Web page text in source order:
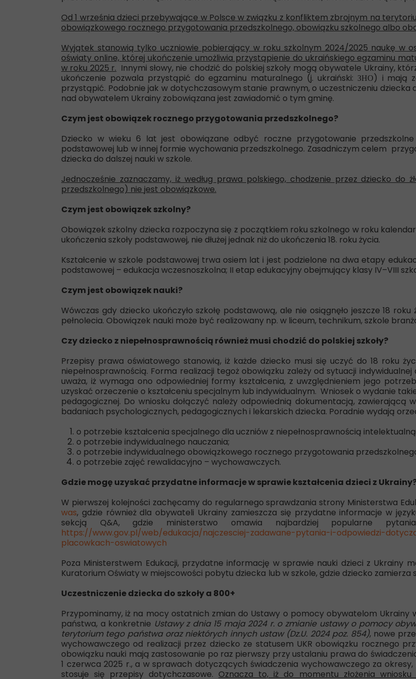
Od 1 września dzieci przebywające w Polsce w związku z konfliktem zbrojnym na
obowiązkowego rocznego przygotowania przedszkolnego, obowiązku szkolnego albo
Wyjątek stanowią tylko uczniowie pobierający w roku szkolnym 2024/2025 naukę w
oświaty online, której ukończenie umożliwia przystąpienie do ukraińskiego egzaminu
w roku 2025 r. Innymi słowy, nie chodzić do polskiej szkoły mogą obywatele Ukrainy,
ukończenie pozwala przystąpić do egzaminu maturalnego (j. ukraiński: ЗНО) i mają
przystąpić. Podobnie jak w dotychczasowym stanie prawnym, o uczestniczeniu dziecka
nad obywatelem Ukrainy zobowiązana jest zawiadomić o tym gminę.
Czym jest obowiązek rocznego przygotowania przedszkolnego?
Dziecko w wieku 6 lat jest obowiązane odbyć roczne przygotowanie
podstawowej lub w innej formie wychowania przedszkolnego. Zasadniczym celem
dziecka do dalszej nauki w szkole.
Jednocześnie zaznaczamy, iż według prawa polskiego, chodzenie przez dziecko do
przedszkolnego) nie jest obowiązkowe.
Czym jest obowiązek szkolny?
Obowiązek szkolny dziecka rozpoczyna się z początkiem roku szkolnego w roku
ukończenia szkoły podstawowej, nie dłużej jednak niż do ukończenia 18. roku życia.
Kształcenie w szkole podstawowej trwa osiem lat i jest podzielone na dwa etapy
podstawowej – edukacja wczesnoszkolna; II etap edukacyjny obejmujący klasy IV–VIII
Czym jest obowiązek nauki?
Wówczas gdy dziecko ukończyło szkołę podstawową, ale nie osiągnęło jeszcze 18
pełnolecia. Obowiązek nauki może być realizowany np. w liceum, technikum, szkole
Czy dziecko z niepełnosprawnością również musi chodzić do polskiej szkoły?
Przepisy prawa oświatowego stanowią, iż każde dziecko musi się uczyć do 18 roku
niepełnosprawnością. Forma realizacji tegoż obowiązku zależy od sytuacji
uważa, iż wymaga ono odpowiedniej formy kształcenia, z uwzględnieniem jego
uzyskać orzeczenie o kształceniu specjalnym lub indywidualnym. Wniosek o wydanie
pedagogicznej. Do wniosku dołączyć należy odpowiednią dokumentacją, zawierającą
badaniach psychologicznych, pedagogicznych i lekarskich dziecka. Poradnie wydają
o potrzebie kształcenia specjalnego dla uczniów z niepełnosprawnością
o potrzebie indywidualnego nauczania;
o potrzebie indywidualnego obowiązkowego rocznego przygotowania
o potrzebie zajęć rewalidacyjno – wychowawczych.
Gdzie mogę uzyskać przydatne informacje w sprawie kształcenia dzieci z
W pierwszej kolejności zachęcamy do regularnego sprawdzania strony Ministerstwa
was, gdzie również dla obywateli Ukrainy zamieszcza się przydatne informacje w
sekcją Q&A, gdzie ministerstwo omawia najbardziej popularne
https://www.gov.pl/web/edukacja/najczesciej-zadawane-pytania-i-odpowiedzi-
placowkach-oswiatowych
Poza Ministerstwem Edukacji, przydatne informację w sprawie nauki dzieci z Ukrainy
Kuratorium Oświaty w miejscowości pobytu dziecka lub w szkole, gdzie dziecko zamierza
Uczestniczenie dziecka do szkoły a 800+
Przypominamy, iż na mocy ostatnich zmian do Ustawy o pomocy obywatelom
państwa, a konkretnie Ustawy z dnia 15 maja 2024 r. o zmianie ustawy o pomocy
terytorium tego państwa oraz niektórych innych ustaw (Dz.U. 2024 poz. 854), nowe
wychowawczego od realizacji przez dziecko ze statusem UKR obowiązku rocznego
obowiązku nauki mają zastosowanie po raz pierwszy przy ustalaniu prawa do
1 czerwca 2025 r., a w sprawach dotyczących świadczenia wychowawczego za
stosuje się przepisy dotychczasowe. Oznacza to, iż do momentu złożenia